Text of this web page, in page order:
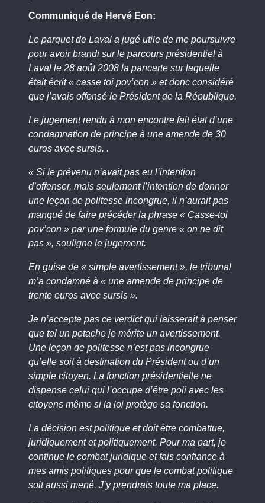
Communiqué de Hervé Eon:
Le parquet de Laval a jugé utile de me poursuivre
pour avoir brandi sur le parcours présidentiel à
Laval le 28 août 2008 la pancarte sur laquelle
était écrit « casse toi pov’con » et donc considéré
que j’avais offensé le Président de la République.
Le jugement rendu à mon encontre fait état d’une
condamnation de principe à une amende de 30
euros avec sursis. .
« Si le prévenu n’avait pas eu l’intention
d’offenser, mais seulement l’intention de donner
une leçon de politesse incongrue, il n’aurait pas
manqué de faire précéder la phrase « Casse-toi
pov’con » par une formule du genre « on ne dit
pas », souligne le jugement.
En guise de « simple avertissement », le tribunal
m’a condamné à « une amende de principe de
trente euros avec sursis ».
Je n’accepte pas ce verdict qui laisserait à penser
que tel un potache je mérite un avertissement.
Une leçon de politesse n’est pas incongrue
qu’elle soit à destination du Président ou d’un
simple citoyen. La fonction présidentielle ne
dispense celui qui l’occupe d’être poli avec les
citoyens même si la loi protège sa fonction.
La décision est politique et doit être combattue,
juridiquement et politiquement. Pour ma part, je
continue le combat juridique et fais confiance à
mes amis politiques pour que le combat politique
soit aussi mené. J’y prendrais toute ma place.